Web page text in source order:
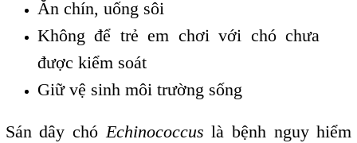
Ăn chín, uống sôi
Không để trẻ em chơi với chó chưa
được kiểm soát
Giữ vệ sinh môi trường sống
Sán dây chóEchinococcus là bệnh nguy hiểm